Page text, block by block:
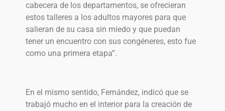
cabecera de los departamentos, se ofrecieran
estos talleres a los adultos mayores para que
salieran de su casa sin miedo y que puedan
tener un encuentro con sus congéneres, esto fue
como una primera etapa”.
En el mismo sentido, Fernández, indicó que se
trabajó mucho en el interior para la creación de